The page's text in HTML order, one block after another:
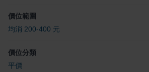
價位範圍
均消 200-400 元
價位分類
平價